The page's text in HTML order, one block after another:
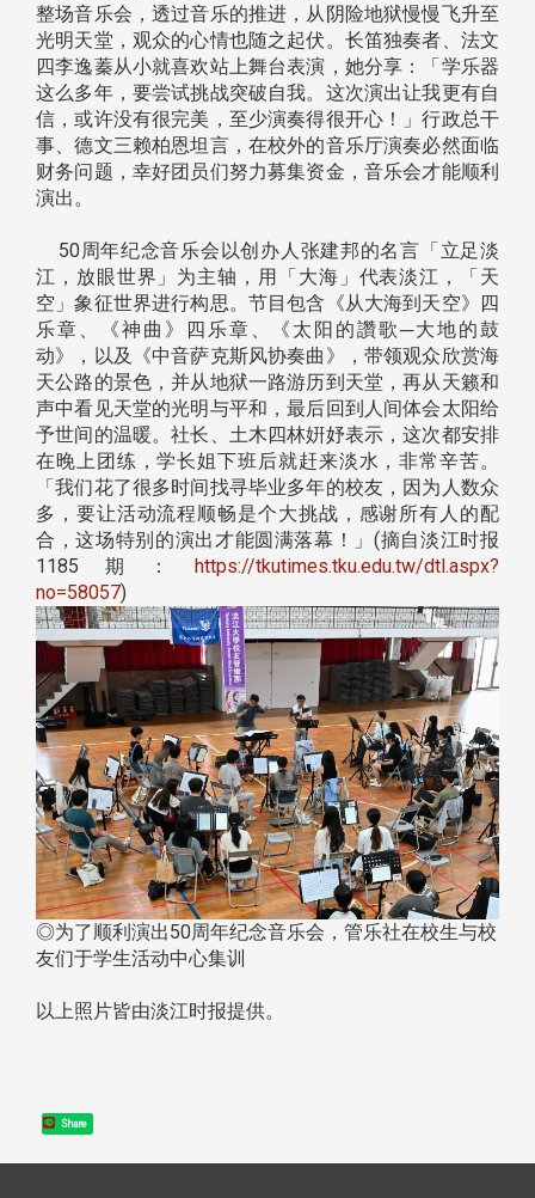
整场音乐会，透过音乐的推进，从阴险地狱慢慢飞升至
光明天堂，观众的心情也随之起伏。长笛独奏者、法文
四李逸蓁从小就喜欢站上舞台表演，她分享：「学乐器
这么多年，要尝试挑战突破自我。这次演出让我更有自
信，或许没有很完美，至少演奏得很开心！」行政总干
事、德文三赖柏恩坦言，在校外的音乐厅演奏必然面临
财务问题，幸好团员们努力募集资金，音乐会才能顺利
演出。
50周年纪念音乐会以创办人张建邦的名言「立足淡
江，放眼世界」为主轴，用「大海」代表淡江，「天
空」象征世界进行构思。节目包含《从大海到天空》四
乐章、《神曲》四乐章、《太阳的讚歌─大地的鼓
动》，以及《中音萨克斯风协奏曲》，带领观众欣赏海
天公路的景色，并从地狱一路游历到天堂，再从天籁和
声中看见天堂的光明与平和，最后回到人间体会太阳给
予世间的温暖。社长、土木四林姸妤表示，这次都安排
在晚上团练，学长姐下班后就赶来淡水，非常辛苦。
「我们花了很多时间找寻毕业多年的校友，因为人数众
多，要让活动流程顺畅是个大挑战，感谢所有人的配
合，这场特别的演出才能圆满落幕！」(摘自淡江时报
1185期： https://tkutimes.tku.edu.tw/dtl.aspx?
no=58057)
◎为了顺利演出50周年纪念音乐会，管乐社在校生与校
友们于学生活动中心集训
以上照片皆由淡江时报提供。
Share